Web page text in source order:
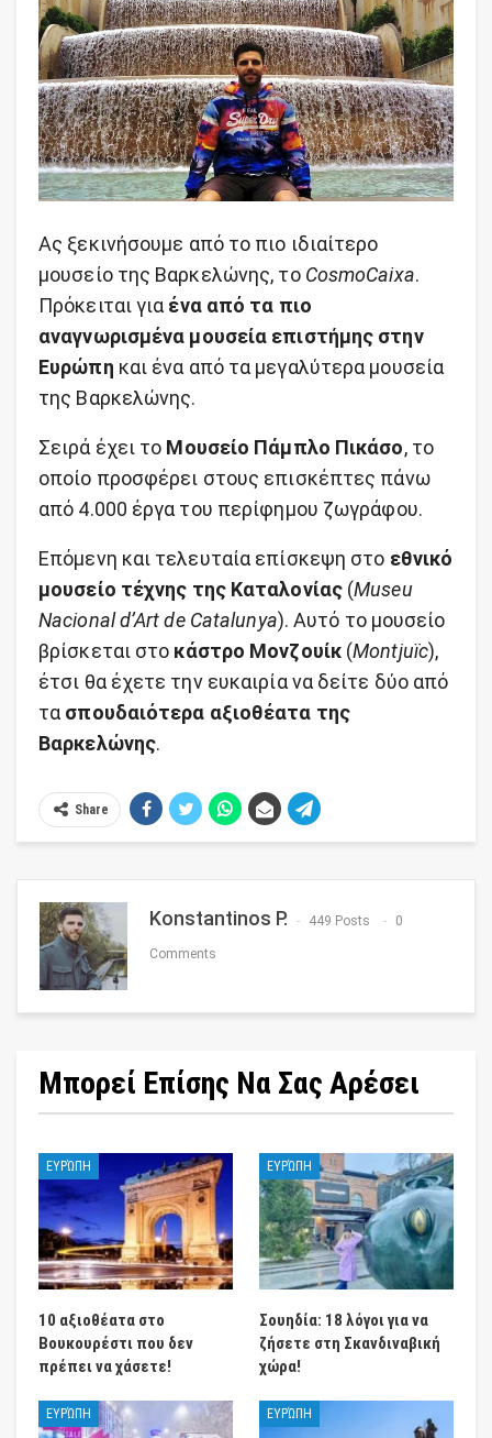
Ας ξεκινήσουμε από το πιο ιδιαίτερο
μουσείο της Βαρκελώνης, το CosmoCaixa.
Πρόκειται γιαένα από τα πιο
αναγνωρισμένα μουσεία επιστήμης στην
Ευρώπη και ένα από τα μεγαλύτερα μουσεία
της Βαρκελώνης.
Σειρά έχει το Μουσείο Πάμπλο Πικάσο, το
οποίο προσφέρει στους επισκέπτες πάνω
από 4.000 έργα του περίφημου ζωγράφου.
Επόμενη και τελευταία επίσκεψη στο εθνικό
μουσείο τέχνης της Καταλονίας(Museu
Nacional d’Art de Catalunya). Αυτό το μουσείο
βρίσκεται στο κάστρο Μονζουίκ(Montjuïc),
έτσι θα έχετε την ευκαιρία να δείτε δύο από
τασπουδαιότερα αξιοθέατα της
Βαρκελώνης.
Share
Konstantinos P. 449 Posts 0
Comments
Μπορεί Επίσης Να Σας Αρέσει
ΕΥΡΏΠΗ
10 αξιοθέατα στο
Βουκουρέστι που δεν
πρέπει να χάσετε!
ΕΥΡΏΠΗ
Σουηδία: 18 λόγοι για να
ζήσετε στη Σκανδιναβική
χώρα!
ΕΥΡΏΠΗ ΕΥΡΏΠΗ